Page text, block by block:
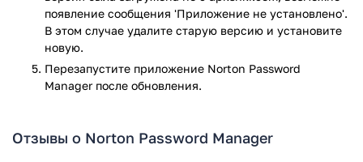
Затем, после входа в аккаунт вам будет показано главное
меню приложения Norton Password Manager, оно создано
действительно аккуратно и стильно, все в пределах
современного дизайна.
примеру, вы сможете добавить в приложение Norton
появление сообщения 'Приложение не установлено'.
В этом случае удалите старую версию и установите
новую.
Перезапустите приложениe Norton Password
Manager после обновления.
Отзывы о Norton Password Manager